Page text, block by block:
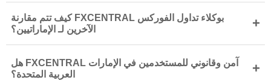
كيف تتم مقارنة FXCENTRAL بوكلاء تداول الفوركس
الآخرين لـ الإماراتيين؟
+
هل FXCENTRAL آمن وقانوني للمستخدمين في الإمارات
العربية المتحدة؟
+